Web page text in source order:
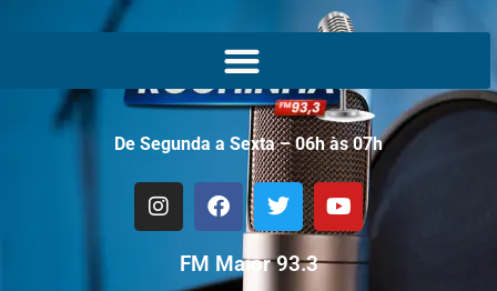
De Segunda a Sexta – 06h às 07h
FM Maior 93.3